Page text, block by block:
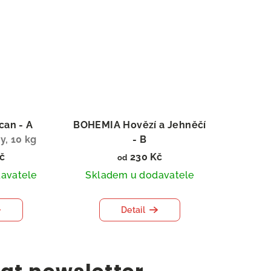
- A
10 kg
BOHEMIA Hovězí a Jehněčí
- B
Sušený BARF
od 230 Kč
Skladem u dodavatele
Detail